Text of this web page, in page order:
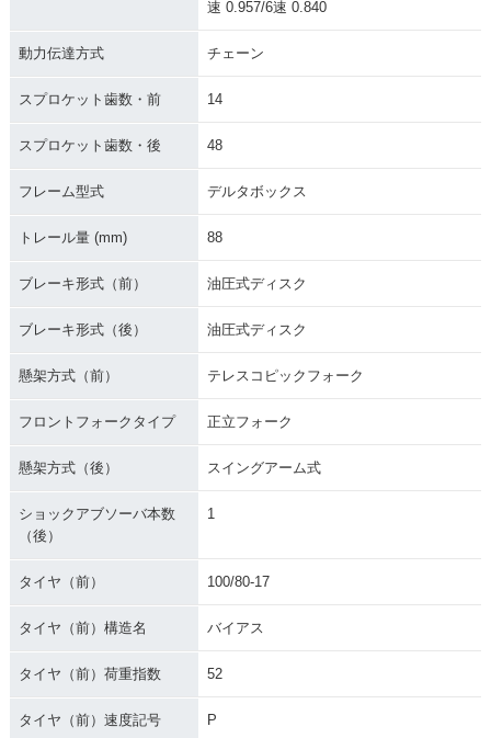
速 0.957/6速 0.840
動力伝達方式 チェーン
スプロケット歯数・前 14
スプロケット歯数・後 48
フレーム型式 デルタボックス
トレール量 (mm) 88
ブレーキ形式（前） 油圧式ディスク
ブレーキ形式（後） 油圧式ディスク
懸架方式（前） テレスコピックフォーク
フロントフォークタイプ 正立フォーク
懸架方式（後） スイングアーム式
ショックアブソーバ本数
（後）
1
タイヤ（前） 100/80-17
タイヤ（前）構造名 バイアス
タイヤ（前）荷重指数 52
タイヤ（前）速度記号 P